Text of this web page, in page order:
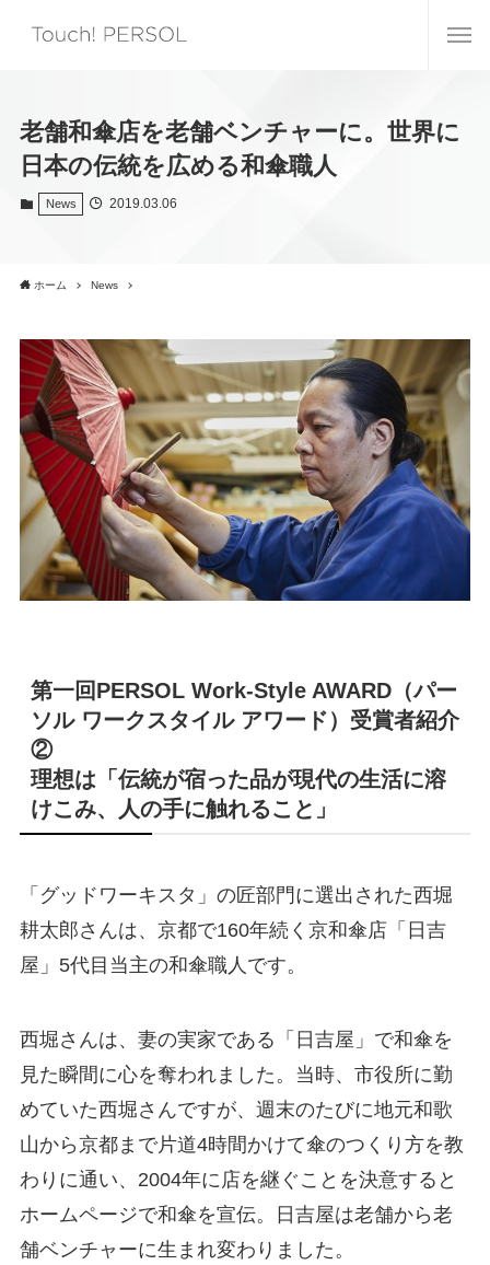
老舗和傘店を老舗ベンチャーに。世界に
日本の伝統を広める和傘職人
News 2019.03.06
ホーム News
第一回PERSOL Work-Style AWARD（パー
ソル ワークスタイル アワード）受賞者紹介
②
理想は「伝統が宿った品が現代の生活に溶
けこみ、人の手に触れること」
「グッドワーキスタ」の匠部門に選出された西堀
耕太郎さんは、京都で160年続く京和傘店「日吉
屋」5代目当主の和傘職人です。
西堀さんは、妻の実家である「日吉屋」で和傘を
見た瞬間に心を奪われました。当時、市役所に勤
めていた西堀さんですが、週末のたびに地元和歌
山から京都まで片道4時間かけて傘のつくり方を教
わりに通い、2004年に店を継ぐことを決意すると
ホームページで和傘を宣伝。日吉屋は老舗から老
舗ベンチャーに生まれ変わりました。